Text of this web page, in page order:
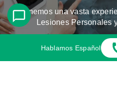
Tenemos una vasta
Lesiones Personales
CONOZCA LOS
Hablamos Español